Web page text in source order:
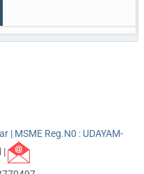
| MSME Reg.N0 : UDAYAM-
|